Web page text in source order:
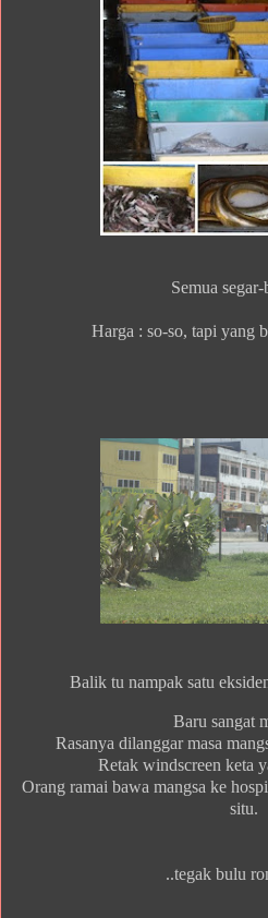
Semua
Harga : so-so, tapi yang
Balik tu nampak satu
Baru sangat
Rasanya dilanggar masa
Retak windscreen keta
Orang ramai bawa mangsa ke
situ.
..tegak bulu